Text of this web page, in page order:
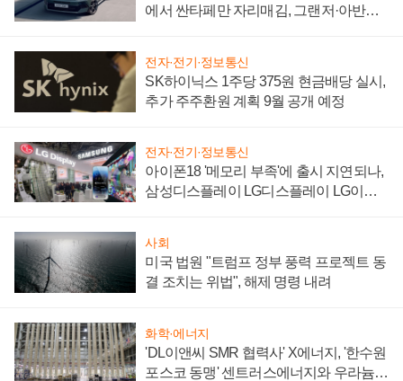
에서 싼타페만 자리매김, 그랜저·아반떼
전자·전기·정보통신
SK하이닉스 1주당 375원 현금배당 실시,
추가 주주환원 계획 9월 공개 예정
전자·전기·정보통신
아이폰18 '메모리 부족'에 출시 지연되나,
삼성디스플레이 LG디스플레이 LG이노
사회
미국 법원 "트럼프 정부 풍력 프로젝트 동
결 조치는 위법", 해제 명령 내려
화학·에너지
'DL이앤씨 SMR 협력사' X에너지, '한수원
포스코 동맹' 센트러스에너지와 우라늄